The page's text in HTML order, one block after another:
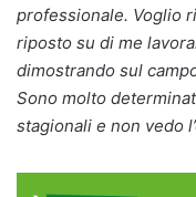
professionale. Voglio
riposto su di me
dimostrando sul
Sono molto
stagionali e non vedo